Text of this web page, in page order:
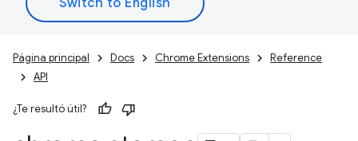
Página principal Docs Chrome Extensions
Reference
API
¿Te resultó útil?